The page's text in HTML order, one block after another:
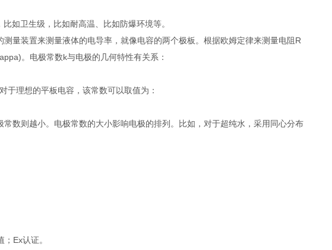
如卫生级，比如耐高温、比如防爆环境等。
量装置来测量液体的电导率，就像电容的两个极板。根据欧姆定律来测量电阻R
。电极常数k与电极的几何特性有关系：
于理想的平板电容，该常数可以取值为：
数则越小。电极常数的大小影响电极的排列。比如，对于超纯水，采用同心分布
Ex认证。